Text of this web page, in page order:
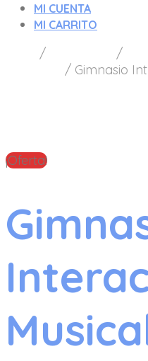
MI CUENTA
MI CARRITO
/ /
/ Gimnasio
¡Oferta!